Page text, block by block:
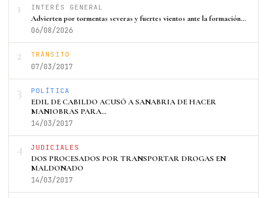
1 INTERÉS GENERAL
Advierten por tormentas severas y fuertes vientos ante la formación…
06/08/2026
2 TRÁNSITO
07/03/2017
3 POLÍTICA
EDIL DE CABILDO ACUSÓ A SANABRIA DE HACER
MANIOBRAS PARA…
14/03/2017
4 JUDICIALES
DOS PROCESADOS POR TRANSPORTAR DROGAS EN
MALDONADO
14/03/2017